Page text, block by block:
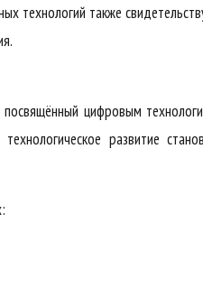
технологий также
посвящённый цифровым
развитие